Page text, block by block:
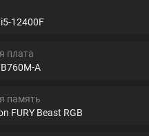
12400F
плата
A
память
FURY Beast RGB